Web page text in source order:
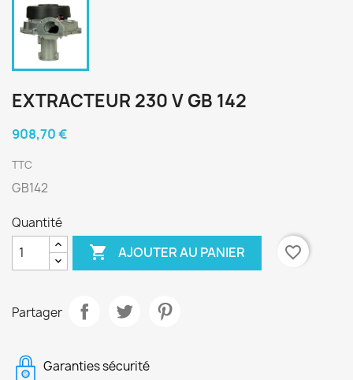
EXTRACTEUR 230 V GB 142
908,70 €
TTC
GB142
Quantité
 AJOUTER AU PANIER favorite_border
Partager
Garanties sécurité